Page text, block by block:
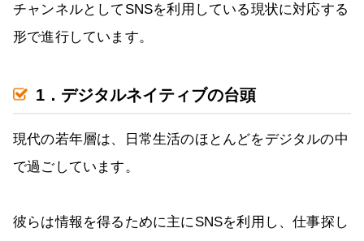
チャンネルとしてSNSを利用している現状に対応する
形で進行しています。
1．デジタルネイティブの台頭
現代の若年層は、日常生活のほとんどをデジタルの中
で過ごしています。
彼らは情報を得るために主にSNSを利用し、仕事探し